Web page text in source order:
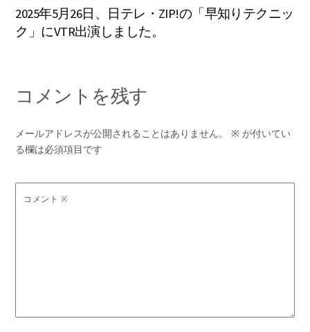
2025年5月26日、日テレ・ZIP!の「早知りテクニッ
ク」にVTR出演しました。
コメントを残す
メールアドレスが公開されることはありません。 ※ が付いてい
る欄は必須項目です
コメント ※